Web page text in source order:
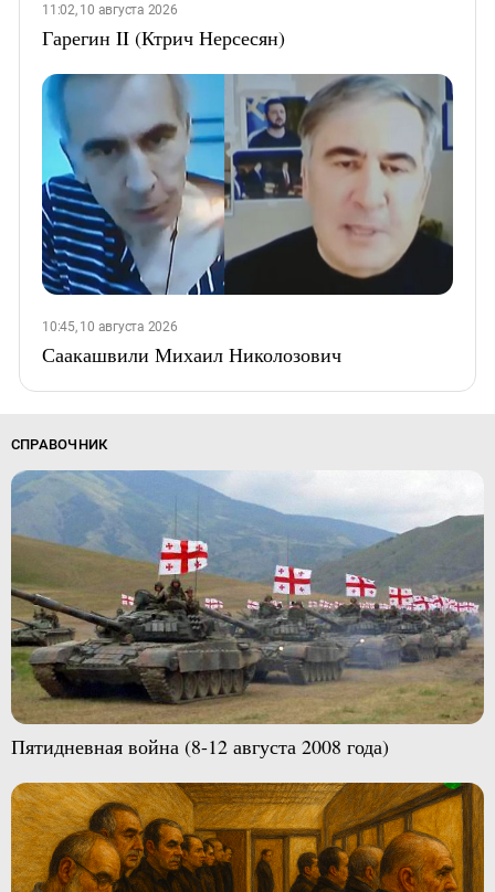
11:02, 10 августа 2026
Гарегин II (Ктрич Нерсесян)
10:45, 10 августа 2026
Саакашвили Михаил Николозович
СПРАВОЧНИК
Пятидневная война (8-12 августа 2008 года)